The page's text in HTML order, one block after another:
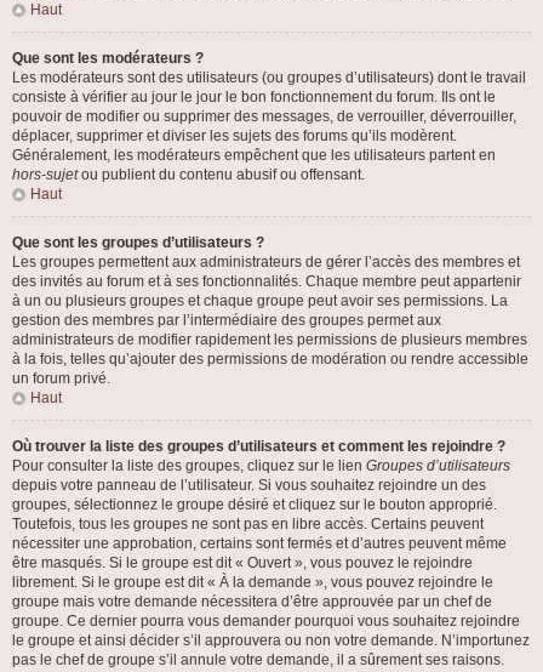
Haut
Que sont les modérateurs ?
Les modérateurs sont des utilisateurs (ou groupes d’utilisateurs) dont le travail
consiste à vérifier au jour le jour le bon fonctionnement du forum. Ils ont le
pouvoir de modifier ou supprimer des messages, de verrouiller, déverrouiller,
déplacer, supprimer et diviser les sujets des forums qu’ils modèrent.
Généralement, les modérateurs empêchent que les utilisateurs partent en
hors-sujetou publient du contenu abusif ou offensant.
Haut
Que sont les groupes d’utilisateurs ?
Les groupes permettent aux administrateurs de gérer l’accès des membres et
des invités au forum et à ses fonctionnalités. Chaque membre peut appartenir
à un ou plusieurs groupes et chaque groupe peut avoir ses permissions. La
gestion des membres par l’intermédiaire des groupes permet aux
administrateurs de modifier rapidement les permissions de plusieurs membres
à la fois, telles qu’ajouter des permissions de modération ou rendre accessible
un forum privé.
Haut
Où trouver la liste des groupes d’utilisateurs et comment les rejoindre ?
Pour consulter la liste des groupes, cliquez sur le lien Groupes d’utilisateurs
depuis votre panneau de l’utilisateur. Si vous souhaitez rejoindre un des
groupes, sélectionnez le groupe désiré et cliquez sur le bouton approprié.
Toutefois, tous les groupes ne sont pas en libre accès. Certains peuvent
nécessiter une approbation, certains sont fermés et d’autres peuvent même
être masqués. Si le groupe est dit « Ouvert », vous pouvez le rejoindre
librement. Si le groupe est dit « À la demande », vous pouvez rejoindre le
groupe mais votre demande nécessitera d’être approuvée par un chef de
groupe. Ce dernier pourra vous demander pourquoi vous souhaitez rejoindre
le groupe et ainsi décider s’il approuvera ou non votre demande. N’importunez
pas le chef de groupe s’il annule votre demande, il a sûrement ses raisons.